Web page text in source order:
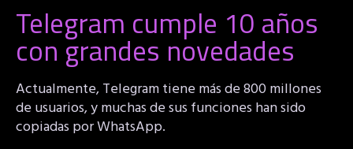
Telegram cumple 10 años
con grandes novedades
Actualmente, Telegram tiene más de 800 millones
de usuarios, y muchas de sus funciones han sido
copiadas por WhatsApp.